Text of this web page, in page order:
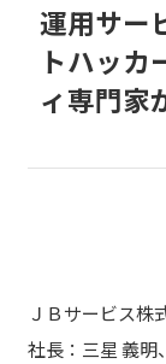
運用サー
トハッカ
ィ専門家
ＪＢサービス株
社長：三星 義明